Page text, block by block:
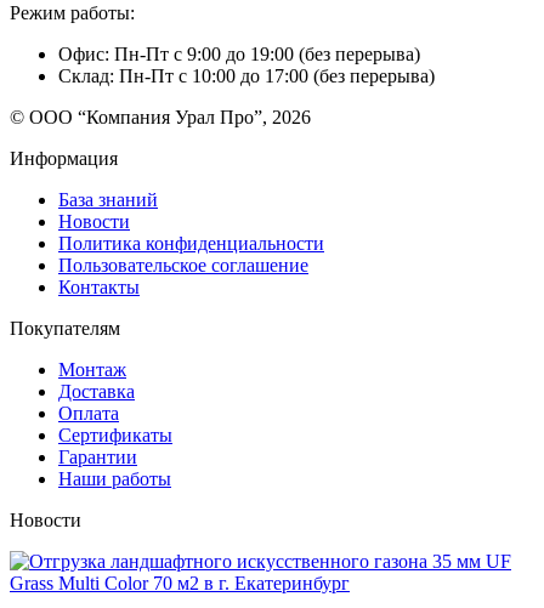
Режим работы:
Офис: Пн-Пт с 9:00 до 19:00 (без перерыва)
Склад: Пн-Пт с 10:00 до 17:00 (без перерыва)
© ООО “Компания Урал Про”, 2026
Информация
База знаний
Новости
Политика конфиденциальности
Пользовательское соглашение
Контакты
Покупателям
Монтаж
Доставка
Оплата
Сертификаты
Гарантии
Наши работы
Новости